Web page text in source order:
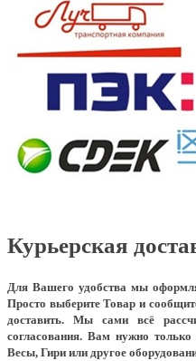
Курьерская
Для Вашего удобства мы
Просто выберите Товар и
доставить. Мы сами всё
согласования. Вам нужно
Весы, Гири или другое